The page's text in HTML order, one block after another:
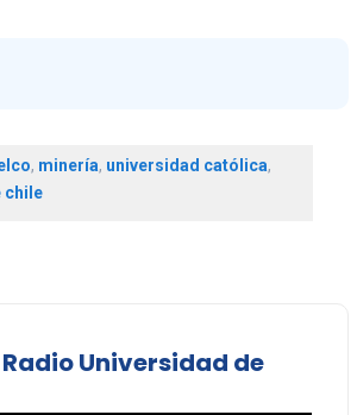
, minería, universidad católica,
chile
Universidad de